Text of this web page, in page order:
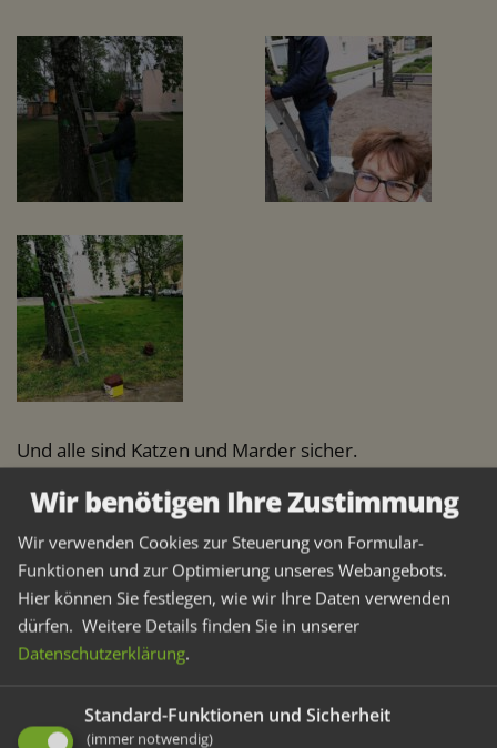
Und alle sind Katzen und Marder sicher.
Weitere Artikel
Vorherige
Wir benötigen Ihre Zustimmung
Wir verwenden Cookies zur Steuerung von Formular-
Funktionen und zur Optimierung unseres Webangebots.
Hier können Sie festlegen, wie wir Ihre Daten verwenden
dürfen. Weitere Details finden Sie in unserer
Datenschutzerklärung.
Standard-Funktionen und Sicherheit
(immer notwendig)